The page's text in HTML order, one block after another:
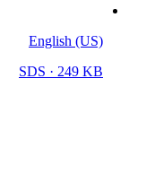
English (US)
SDS · 249 KB